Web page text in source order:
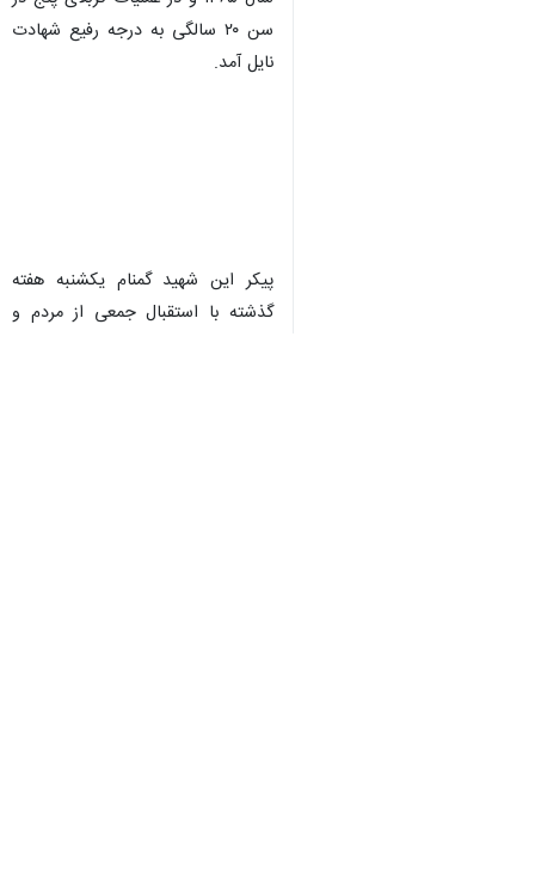
سن ۲۰ سالگی به درجه رفیع شهادت
نایل آمد.
پیکر این شهید گمنام یکشنبه هفته
گذشته با استقبال جمعی از مردم و